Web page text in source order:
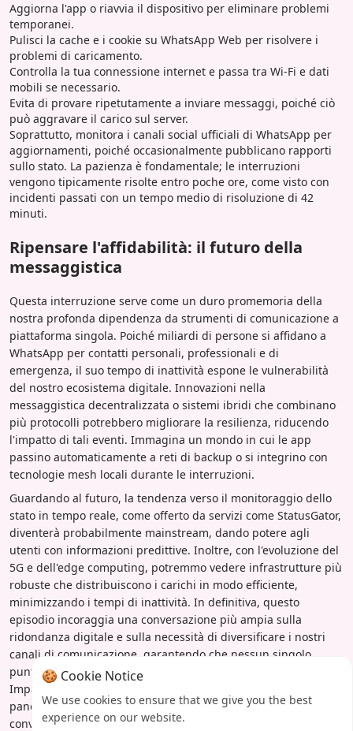
Aggiorna l'app o riavvia il dispositivo per eliminare problemi
temporanei.
Pulisci la cache e i cookie su WhatsApp Web per risolvere i
problemi di caricamento.
Controlla la tua connessione internet e passa tra Wi-Fi e dati
mobili se necessario.
Evita di provare ripetutamente a inviare messaggi, poiché ciò
può aggravare il carico sul server.
Soprattutto, monitora i canali social ufficiali di WhatsApp per
aggiornamenti, poiché occasionalmente pubblicano rapporti
sullo stato. La pazienza è fondamentale; le interruzioni
vengono tipicamente risolte entro poche ore, come visto con
incidenti passati con un tempo medio di risoluzione di 42
minuti.
Ripensare l'affidabilità: il futuro della
messaggistica
Questa interruzione serve come un duro promemoria della
nostra profonda dipendenza da strumenti di comunicazione a
piattaforma singola. Poiché miliardi di persone si affidano a
WhatsApp per contatti personali, professionali e di
emergenza, il suo tempo di inattività espone le vulnerabilità
del nostro ecosistema digitale. Innovazioni nella
messaggistica decentralizzata o sistemi ibridi che combinano
più protocolli potrebbero migliorare la resilienza, riducendo
l'impatto di tali eventi. Immagina un mondo in cui le app
passino automaticamente a reti di backup o si integrino con
tecnologie mesh locali durante le interruzioni.
Guardando al futuro, la tendenza verso il monitoraggio dello
stato in tempo reale, come offerto da servizi come StatusGator,
diventerà probabilmente mainstream, dando potere agli
utenti con informazioni predittive. Inoltre, con l'evoluzione del
5G e dell'edge computing, potremmo vedere infrastrutture più
robuste che distribuiscono i carichi in modo efficiente,
minimizzando i tempi di inattività. In definitiva, questo
episodio incoraggia una conversazione più ampia sulla
ridondanza digitale e sulla necessità di diversificare i nostri
canali di comunicazione, garantendo che nessun singolo
punto di guasto possa mettere a tacere le nostre connessioni.
Imparando da queste interruzioni, possiamo costruire un
panorama di messaggistica più resiliente che bilanci
convenienza e affidabilità.
🍪 Cookie Notice
We use cookies to ensure that we give you the best
experience on our website.